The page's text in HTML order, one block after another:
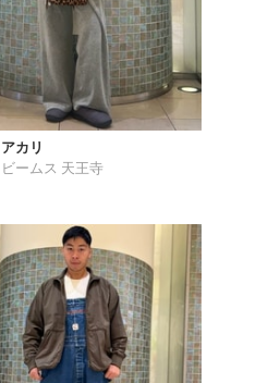
アカリ
ビームス 天王寺